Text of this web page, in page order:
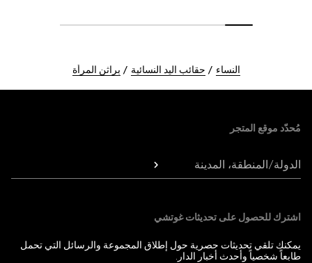
النساء حقائب اليد النسائية براثن المرأة
مُحدّد موقع المتجر
الدولة/المنطقة، المدينة
اشترك للحصول على تحديثات غوتشي
يمكنك تلقي تحديثات حصرية حول إطلاق المجموعة والرسائل التي تحمل
طابعاً شخصياً وأحدث أخبار الدار.